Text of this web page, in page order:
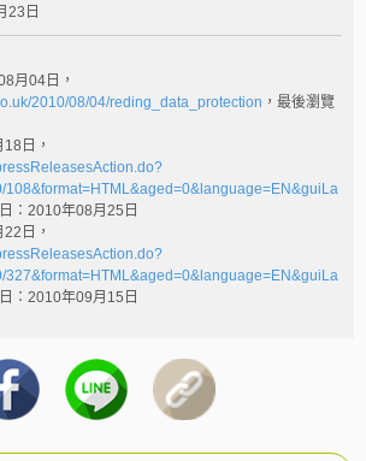
23日
月04日，
2010/08/04/reding_data_protection ，最後瀏覽
日，
108&format=HTML&aged=0&language=EN&guiLa
：2010年08月25日
日，
327&format=HTML&aged=0&language=EN&guiLa
：2010年09月15日